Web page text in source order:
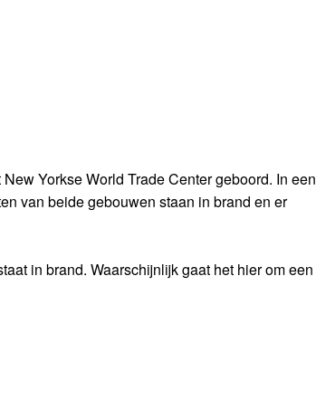
Yorkse World Trade Center geboord. In een
van beide gebouwen staan in brand en er
in brand. Waarschijnlijk gaat het hier om een